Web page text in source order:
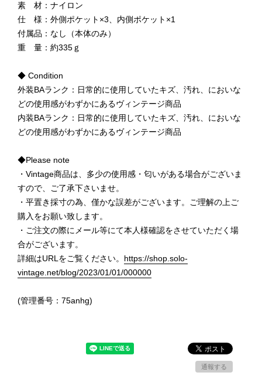
素 材：ナイロン
仕 様：外側ポケット×3、内側ポケット×1
付属品：なし（本体のみ）
重 量：約335ｇ
◆ Condition
外装BAランク：日常的に使用していたキズ、汚れ、においな
どの使用感がわずかにあるヴィンテージ商品
内装BAランク：日常的に使用していたキズ、汚れ、においな
どの使用感がわずかにあるヴィンテージ商品
◆Please note
・Vintage商品は、多少の使用感・匂いがある場合がございま
すので、ご了承下さいませ。
・平置き採寸の為、僅かな誤差がございます。ご理解の上ご
購入をお願い致します。
・ご注文の際にメール等にて本人様確認をさせていただく場
合がございます。
詳細はURLをご覧ください。 https://shop.solo-
vintage.net/blog/2023/01/01/000000
(管理番号：75anhg)
通報する